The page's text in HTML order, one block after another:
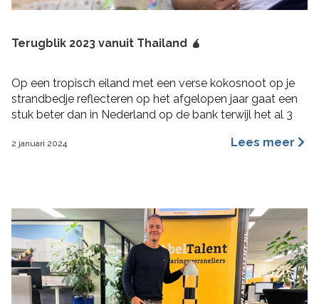
Terugblik 2023 vanuit Thailand 🧉
Op een tropisch eiland met een verse kokosnoot op je
strandbedje reflecteren op het afgelopen jaar gaat een
stuk beter dan in Nederland op de bank terwijl het al 3
fijn jaar aan rijke ervaringen, nieuwe inzichten, verbinding
2 januari 2024 Lees meer